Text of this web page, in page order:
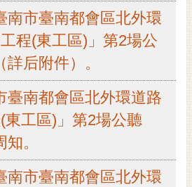
南市臺南都會區北外環
程(東工區)」第2場公
后附件）。
臺南都會區北外環道路
東工區)」第2場公聽
。
南市臺南都會區北外環